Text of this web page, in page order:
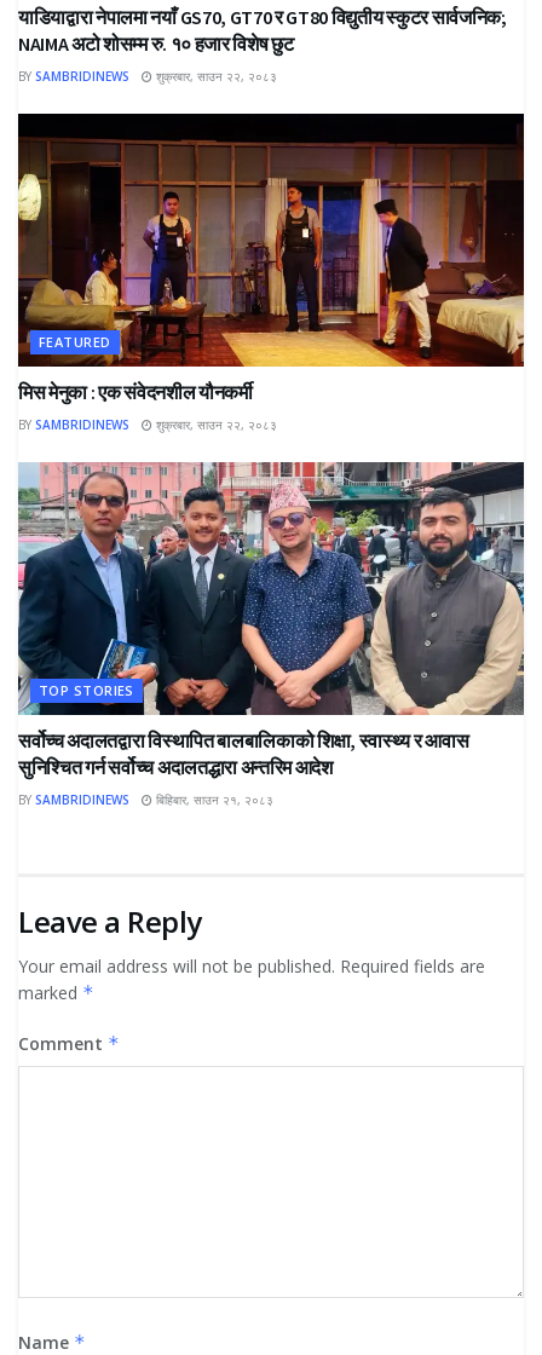
याडियाद्वारा नेपालमा नयाँ GS70, GT70 र GT80 विद्युतीय स्कुटर सार्वजनिक;
NAIMA अटो शोसम्म रु. १० हजार विशेष छुट
BY SAMBRIDINEWS शुक्रबार, साउन २२, २०८३
FEATURED
मिस मेनुका : एक संवेदनशील यौनकर्मी
BY SAMBRIDINEWS शुक्रबार, साउन २२, २०८३
TOP STORIES
सर्वोच्च अदालतद्वारा विस्थापित बालबालिकाको शिक्षा, स्वास्थ्य र आवास
सुनिश्चित गर्न सर्वोच्च अदालतद्धारा अन्तरिम आदेश
BY SAMBRIDINEWS बिहिबार, साउन २१, २०८३
Leave a Reply
Your email address will not be published. Required fields are
marked *
Comment *
Name *